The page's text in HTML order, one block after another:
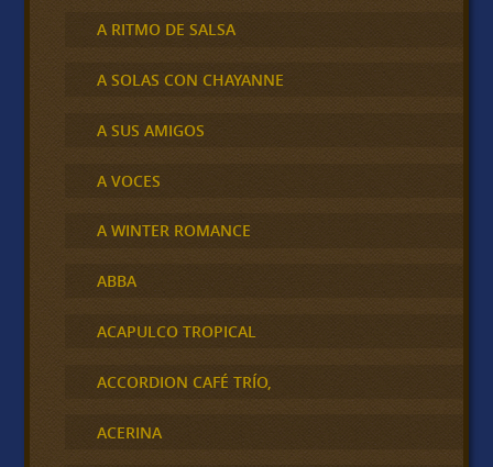
A RITMO DE SALSA
A SOLAS CON CHAYANNE
A SUS AMIGOS
A VOCES
A WINTER ROMANCE
ABBA
ACAPULCO TROPICAL
ACCORDION CAFÉ TRÍO,
ACERINA